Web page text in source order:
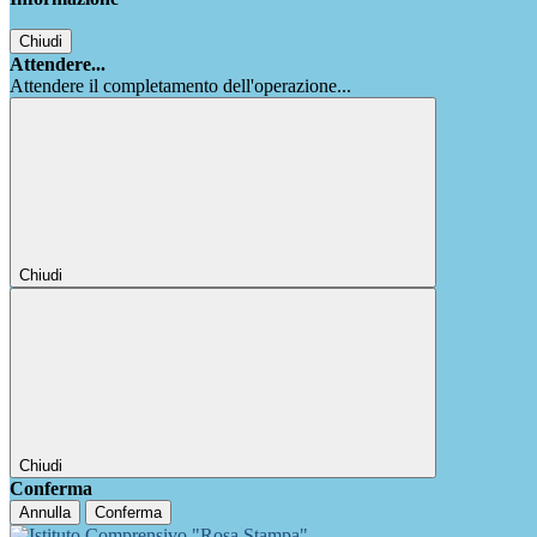
Chiudi
Attendere...
Attendere il completamento dell'operazione...
Chiudi
Chiudi
Conferma
Annulla Conferma